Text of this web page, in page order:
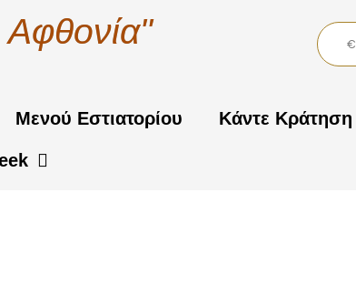
€
Μενού Εστιατορίου Κάντε Κράτηση